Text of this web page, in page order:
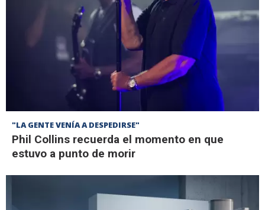
"LA GENTE VENÍA A DESPEDIRSE"
Phil Collins recuerda el momento en que
estuvo a punto de morir